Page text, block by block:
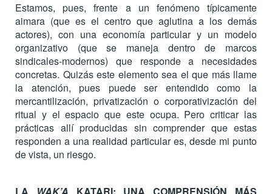
Estamos, pues, frente a un fenómeno típicamente
aimara (que es el centro que aglutina a los demás
actores), con una economía particular y un modelo
organizativo (que se maneja dentro de marcos
sindicales-modernos) que responde a necesidades
concretas. Quizás este elemento sea el que más llame
la atención, pues puede ser entendido como la
mercantilización, privatización o corporativización del
ritual y el espacio que este ocupa. Pero criticar las
prácticas allí producidas sin comprender que estas
responden a una realidad particular es, desde mi punto
de vista, un riesgo.